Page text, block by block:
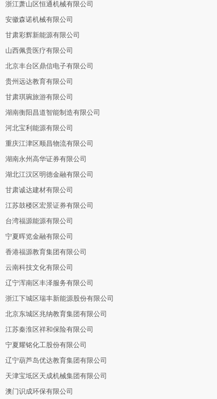
浙江萧山区恒通机械有限公司
安徽森诺机械有限公司
甘肃彩辉新能源有限公司
山西佩贵医疗有限公司
北京丰台区鼎信电子有限公司
贵州远达教育有限公司
甘肃琪琬旅游有限公司
湖南衡阳昌道智能制造有限公司
河北宝利能源有限公司
重庆江津区顺昌物流有限公司
湖南永州高华证券有限公司
湖北江汉区明德金融有限公司
甘肃诚达建材有限公司
江苏鼓楼区宏景证券有限公司
台湾福源能源有限公司
宁夏晖览金融有限公司
香港福源教育集团有限公司
云南科技文化有限公司
辽宁浑南区丰泽服务有限公司
浙江下城区瑞丰新能源股份有限公司
北京东城区兆纳教育集团有限公司
江苏秦淮区祥和保险有限公司
宁夏耀铭化工股份有限公司
辽宁葫芦岛优达教育集团有限公司
天津宝坻区天成机械集团有限公司
澳门识成环保有限公司